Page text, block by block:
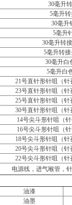
30毫升
5毫升转
30毫升
5毫升
30毫升转
5毫升转接
30毫升白
5毫升白
21号直针形针咀（针
23号直针形针咀（针
25号直针形针咀（针
30号直针形针咀（针
14号尖斗形针咀（针
16号尖斗形针咀（针
18号尖斗形针咀（针
20号尖斗形针咀（针
22号尖斗形针咀（针
电源线，进气喉管，
油漆
油墨